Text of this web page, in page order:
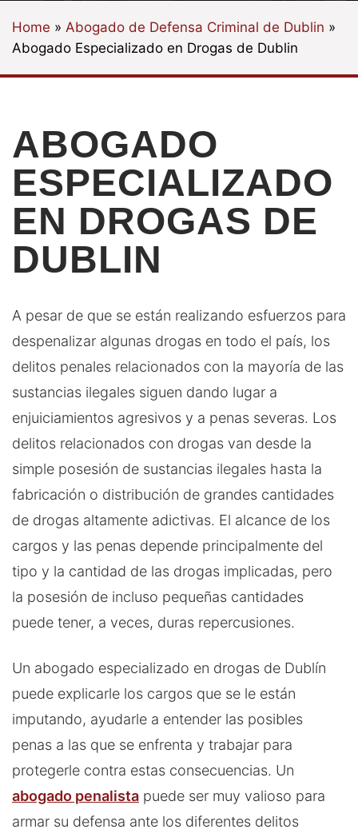
Home » Abogado de Defensa Criminal de Dublin »
Abogado Especializado en Drogas de Dublin
ABOGADO
ESPECIALIZADO
EN DROGAS DE
DUBLIN
A pesar de que se están realizando esfuerzos para
despenalizar algunas drogas en todo el país, los
delitos penales relacionados con la mayoría de las
sustancias ilegales siguen dando lugar a
enjuiciamientos agresivos y a penas severas. Los
delitos relacionados con drogas van desde la
simple posesión de sustancias ilegales hasta la
fabricación o distribución de grandes cantidades
de drogas altamente adictivas. El alcance de los
cargos y las penas depende principalmente del
tipo y la cantidad de las drogas implicadas, pero
la posesión de incluso pequeñas cantidades
puede tener, a veces, duras repercusiones.
Un abogado especializado en drogas de Dublín
puede explicarle los cargos que se le están
imputando, ayudarle a entender las posibles
penas a las que se enfrenta y trabajar para
protegerle contra estas consecuencias. Un
abogado penalista puede ser muy valioso para
armar su defensa ante los diferentes delitos